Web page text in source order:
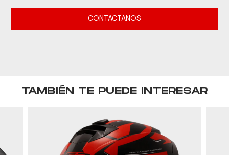
CONTACTANOS
TAMBIÉN TE PUEDE INTERESAR